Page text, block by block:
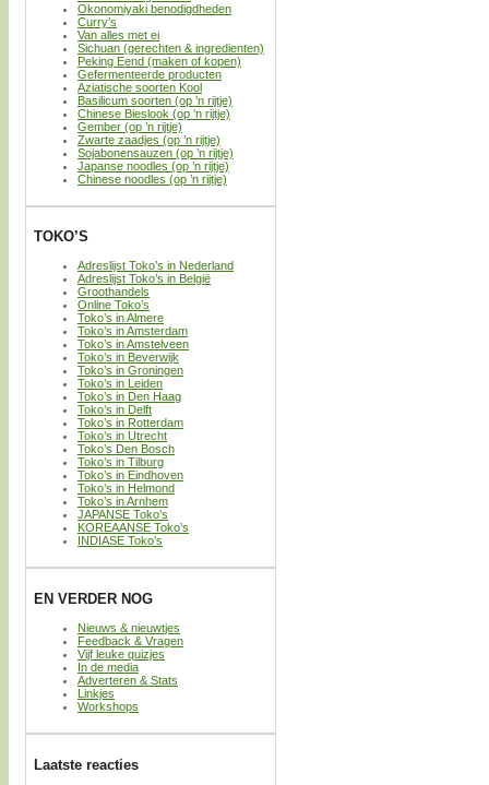
Okonomiyaki benodigdheden
Curry’s
Van alles met ei
Sichuan (gerechten & ingredienten)
Peking Eend (maken of kopen)
Gefermenteerde producten
Aziatische soorten Kool
Basilicum soorten (op ’n rijtje)
Chinese Bieslook (op ’n rijtje)
Gember (op ’n rijtje)
Zwarte zaadjes (op ’n rijtje)
Sojabonensauzen (op ’n rijtje)
Japanse noodles (op ’n rijtje)
Chinese noodles (op ’n rijtje)
TOKO’S
Adreslijst Toko’s in Nederland
Adreslijst Toko’s in België
Groothandels
Online Toko’s
Toko’s in Almere
Toko’s in Amsterdam
Toko’s in Amstelveen
Toko’s in Beverwijk
Toko’s in Groningen
Toko’s in Leiden
Toko’s in Den Haag
Toko’s in Delft
Toko’s in Rotterdam
Toko’s in Utrecht
Toko’s Den Bosch
Toko’s in Tilburg
Toko’s in Eindhoven
Toko’s in Helmond
Toko’s in Arnhem
JAPANSE Toko’s
KOREAANSE Toko’s
INDIASE Toko’s
EN VERDER NOG
Nieuws & nieuwtjes
Feedback & Vragen
Vijf leuke quizjes
In de media
Adverteren & Stats
Linkjes
Workshops
Laatste reacties